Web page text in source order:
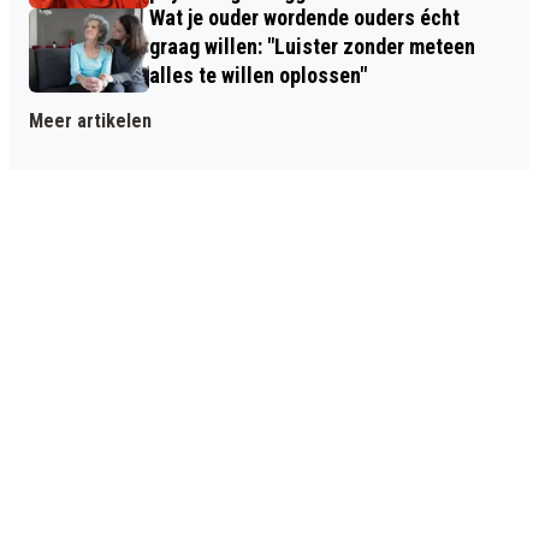
Wat je ouder wordende ouders écht
graag willen: "Luister zonder meteen
alles te willen oplossen"
Meer artikelen